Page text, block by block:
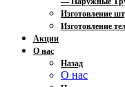
Изготовление
Изготовление
Акции
О нас
Назад
О нас